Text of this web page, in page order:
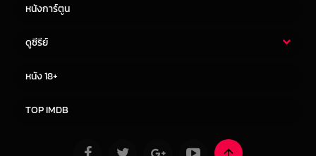
หนังการ์ตูน
ดูซีรีย์
หนัง 18+
TOP IMDB